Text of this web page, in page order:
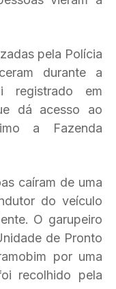
pela Polícia
durante a
registrado em
dá acesso ao
a Fazenda
caíram de uma
do veículo
O garupeiro
de Pronto
por uma
recolhido pela